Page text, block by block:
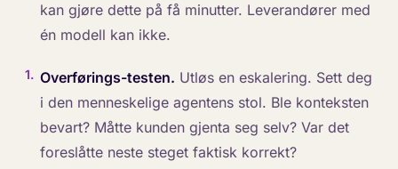
kan gjøre dette på få minutter. Leverandører med
én modell kan ikke.
1. Overførings-testen. Utløs en eskalering. Sett deg
i den menneskelige agentens stol. Ble konteksten
bevart? Måtte kunden gjenta seg selv? Var det
foreslåtte neste steget faktisk korrekt?